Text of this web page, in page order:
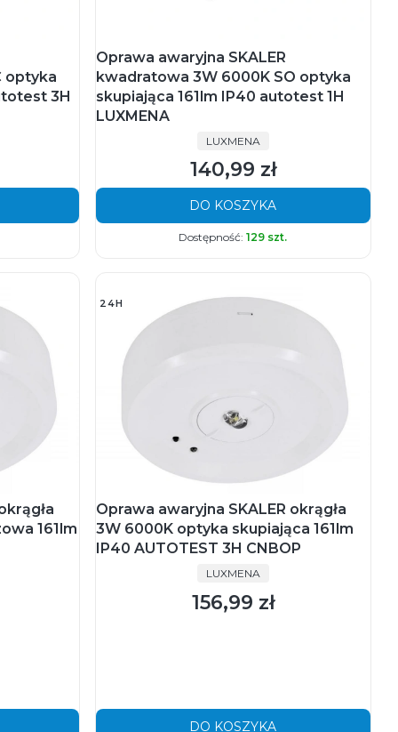
optyka
3H
Oprawa awaryjna SKALER
kwadratowa 3W 6000K SO optyka
skupiająca 161lm IP40 autotest 1H
LUXMENA
PRODUCENT
LUXMENA
Cena
140,99 zł
DO KOSZYKA
Dostępność:129 szt.
161lm
24H
Oprawa awaryjna SKALER okrągła
3W 6000K optyka skupiająca 161lm
IP40 AUTOTEST 3H CNBOP
PRODUCENT
LUXMENA
Cena
156,99 zł
DO KOSZYKA